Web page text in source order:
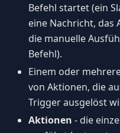
Befehl startet (ein
eine Nachricht, das
die manuelle
Befehl).
Einem oder
von Aktionen, die
Trigger ausgelöst
Aktionen - die